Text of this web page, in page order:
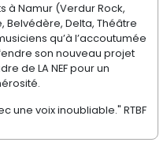
à Namur (Verdur Rock,
Belvédère, Delta, Théâtre
qu’à l’accoutumée
son nouveau projet
de LA NEF pour un
une voix inoubliable." RTBF